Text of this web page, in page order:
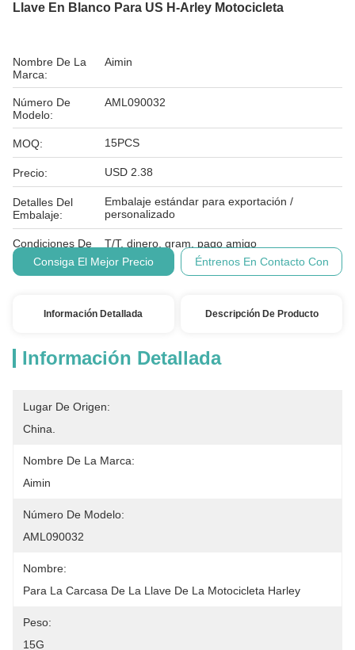
Llave En Blanco Para US H-Arley Motocicleta
Nombre De La
Marca:
Aimin
Número De
Modelo:
AML090032
MOQ: 15PCS
Precio: USD 2.38
Detalles Del
Embalaje:
Embalaje estándar para exportación /
personalizado
Condiciones De
Pago:
T/T, dinero, gram, pago amigo
Consiga El Mejor Precio
Éntrenos En Contacto Con
Información Detallada Descripción De Producto
Información Detallada
Lugar De Origen:
China.
Nombre De La Marca:
Aimin
Número De Modelo:
AML090032
Nombre:
Para La Carcasa De La Llave De La Motocicleta Harley
Peso:
15G